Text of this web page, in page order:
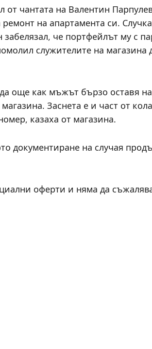
от чантата на Валентин
на апартамента си.
забелязал, че портфейлът му с
служителите на магазина
още как мъжът бързо оставя
Заснета е и част от
казаха от магазина.
документиране на случая
оферти и няма да